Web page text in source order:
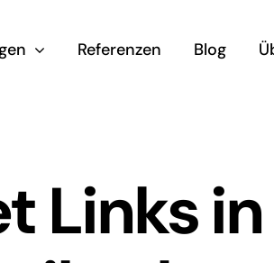
Referenzen Blog
Links